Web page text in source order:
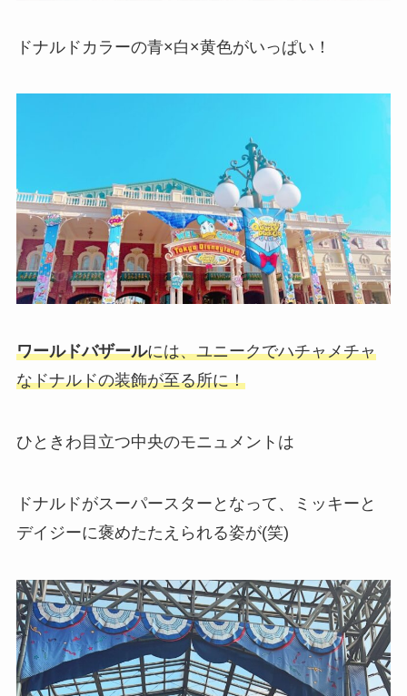
ドナルドカラーの青×白×黄色がいっぱい！
ワールドバザールには、ユニークでハチャメチャ
なドナルドの装飾が至る所に！
ひときわ目立つ中央のモニュメントは
ドナルドがスーパースターとなって、ミッキーと
デイジーに褒めたたえられる姿が(笑)